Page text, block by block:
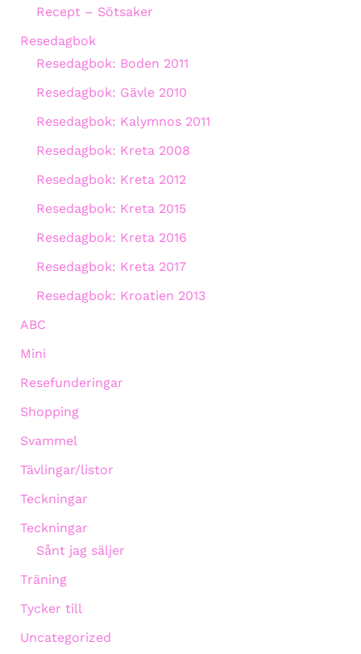
Recept – Sötsaker
Resedagbok
Resedagbok: Boden 2011
Resedagbok: Gävle 2010
Resedagbok: Kalymnos 2011
Resedagbok: Kreta 2008
Resedagbok: Kreta 2012
Resedagbok: Kreta 2015
Resedagbok: Kreta 2016
Resedagbok: Kreta 2017
Resedagbok: Kroatien 2013
ABC
Mini
Resefunderingar
Shopping
Svammel
Tävlingar/listor
Teckningar
Teckningar
Sånt jag säljer
Träning
Tycker till
Uncategorized